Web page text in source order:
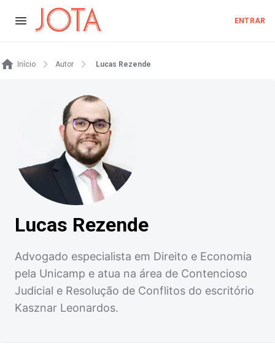
ENTRAR
Início Autor Lucas Rezende
Lucas Rezende
Advogado especialista em Direito e Economia
pela Unicamp e atua na área de Contencioso
Judicial e Resolução de Conflitos do escritório
Kasznar Leonardos.